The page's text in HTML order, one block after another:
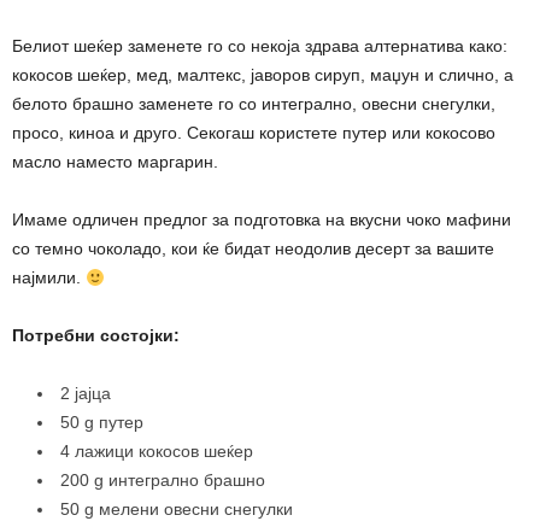
Белиот шеќер заменете го со некоја здрава алтернатива како:
кокосов шеќер, мед, малтекс, јаворов сируп, маџун и слично, а
белото брашно заменете го со интегрално, овесни снегулки,
просо, киноа и друго. Секогаш користете путер или кокосово
масло наместо маргарин.
Имаме одличен предлог за подготовка на вкусни чоко мафини
со темно чоколадо, кои ќе бидат неодолив десерт за вашите
најмили.
Потребни состојки:
2 јајца
50 g путер
4 лажици кокосов шеќер
200 g интегрално брашно
50 g мелени овесни снегулки